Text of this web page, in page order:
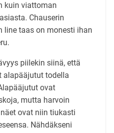
kuin viattoman
Chauserin
line taas on monesti ihan
piilekin siinä, että
alapääjutut todella
ovat
mutta harvoin
ovat niin tiukasti
Nähdäkseni